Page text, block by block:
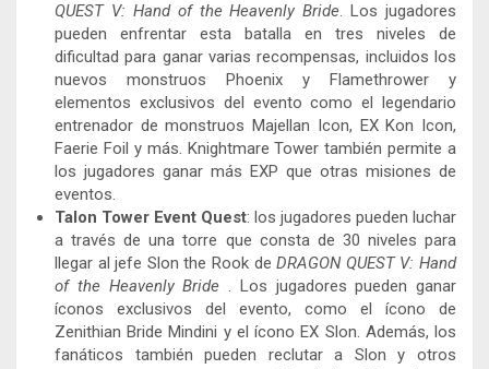
QUEST V: Hand of the Heavenly Bride. Los jugadores
pueden enfrentar esta batalla en tres niveles de
dificultad para ganar varias recompensas, incluidos los
nuevos monstruos Phoenix y Flamethrower y
elementos exclusivos del evento como el legendario
entrenador de monstruos Majellan Icon, EX Kon Icon,
Faerie Foil y más. Knightmare Tower también permite a
los jugadores ganar más EXP que otras misiones de
eventos.
Talon Tower Event Quest: los jugadores pueden luchar
a través de una torre que consta de 30 niveles para
llegar al jefe Slon the Rook deDRAGON QUEST V: Hand
of the Heavenly Bride . Los jugadores pueden ganar
íconos exclusivos del evento, como el ícono de
Zenithian Bride Mindini y el ícono EX Slon. Además, los
fanáticos también pueden reclutar a Slon y otros